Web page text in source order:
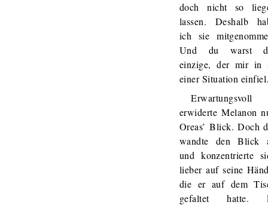
doch nicht so
lassen. Deshalb
ich sie
Und du warst
einzige, der mir in
einer Situation
Erwartungsvoll
erwiderte Melanon
Oreas’ Blick. Doch
wandte den Blick
und konzentrierte
lieber auf seine
die er auf dem
gefaltet hatte.